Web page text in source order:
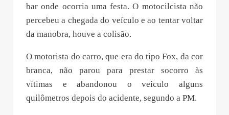
bar onde ocorria uma festa. O motocilcista não
percebeu a chegada do veículo e ao tentar voltar
da manobra, houve a colisão.
O motorista do carro, que era do tipo Fox, da cor
branca, não parou para prestar socorro às
vítimas e abandonou o veículo alguns
quilômetros depois do acidente, segundo a PM.